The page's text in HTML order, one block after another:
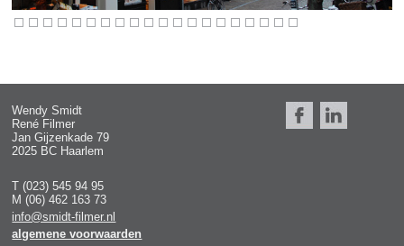
Wendy Smidt
René Filmer
Jan Gijzenkade 79
2025 BC Haarlem
T (023) 545 94 95
M (06) 462 163 73
info@smidt-filmer.nl
algemene voorwaarden